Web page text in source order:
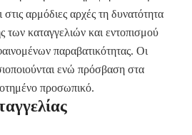
στις αρμόδιες αρχές τη δυνατότητα
των καταγγελιών και εντοπισμού
παραβατικότητας. Οι
ενώ πρόσβαση στα
προσωπικό.